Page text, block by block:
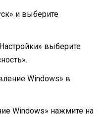
и выберите
выберите
Windows» в
Windows» нажмите на